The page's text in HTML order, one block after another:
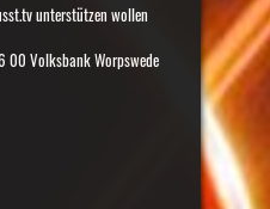
unterstützen wollen
Volksbank Worpswede